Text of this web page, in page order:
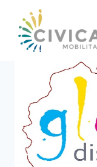
content